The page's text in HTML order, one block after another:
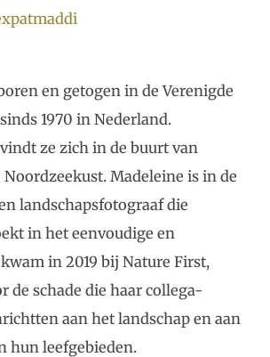
en getogen in de Verenigde
1970 in Nederland.
ze zich in de buurt van
Noordzeekust. Madeleine is in de
landschapsfotograaf die
in het eenvoudige en
in 2019 bij Nature First,
de schade die haar collega-
aan het landschap en aan
hun leefgebieden.